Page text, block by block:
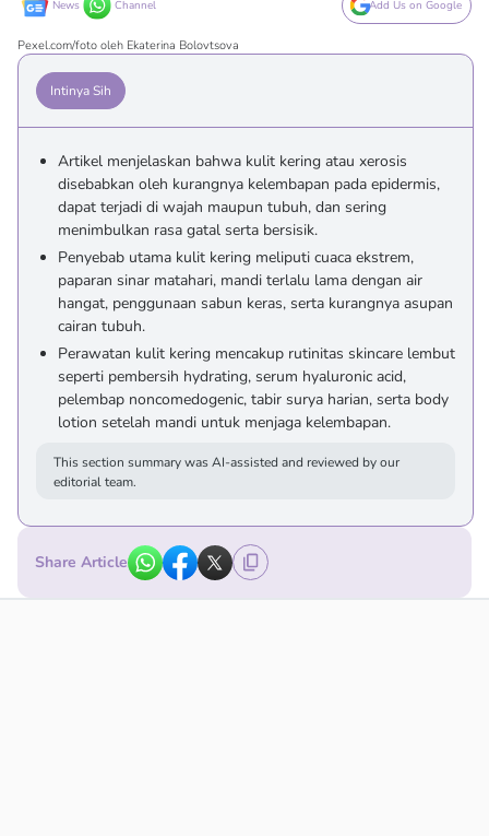
News Channel Add Us on Google
Pexel.com/foto oleh Ekaterina Bolovtsova
Intinya Sih
Artikel menjelaskan bahwa kulit kering atau xerosis
disebabkan oleh kurangnya kelembapan pada epidermis,
dapat terjadi di wajah maupun tubuh, dan sering
menimbulkan rasa gatal serta bersisik.
Penyebab utama kulit kering meliputi cuaca ekstrem,
paparan sinar matahari, mandi terlalu lama dengan air
hangat, penggunaan sabun keras, serta kurangnya asupan
cairan tubuh.
Perawatan kulit kering mencakup rutinitas skincare lembut
seperti pembersih hydrating, serum hyaluronic acid,
pelembap noncomedogenic, tabir surya harian, serta body
lotion setelah mandi untuk menjaga kelembapan.
This section summary was AI-assisted and reviewed by our
editorial team.
Share Article